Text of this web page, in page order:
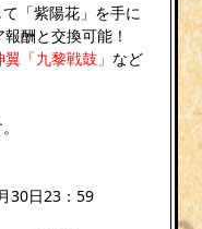
「紫陽花」を手に
酬と交換可能！
翼「九黎戦鼓」 など
30日23：59